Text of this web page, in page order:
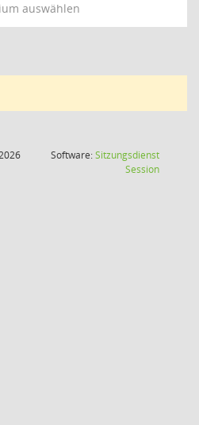
auswählen
Software:Sitzungsdienst
Session(Wird in